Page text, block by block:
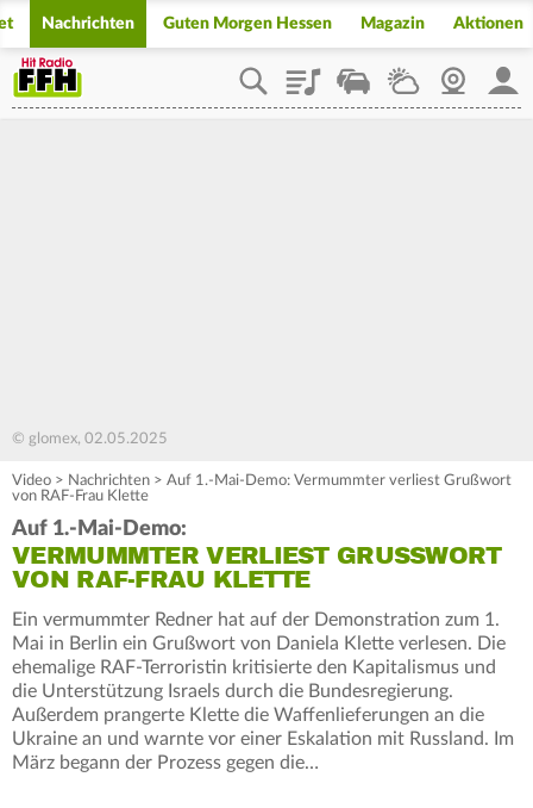
Nachrichten Guten Morgen Hessen Magazin Aktionen
PlaylistStaupilotWetterWebcam
© glomex, 02.05.2025
Video > Nachrichten > Auf 1.-Mai-Demo: Vermummter verliest Grußwort
von RAF-Frau Klette
Auf 1.-Mai-Demo:
VERMUMMTER VERLIEST GRUSSWORT V
ON RAF-FRAU KLETTE
Ein vermummter Redner hat auf der Demonstration zum 1.
Mai in Berlin ein Grußwort von Daniela Klette verlesen. Die
ehemalige RAF-Terroristin kritisierte den Kapitalismus und
die Unterstützung Israels durch die Bundesregierung.
Außerdem prangerte Klette die Waffenlieferungen an die
Ukraine an und warnte vor einer Eskalation mit Russland. Im
März begann der Prozess gegen die…